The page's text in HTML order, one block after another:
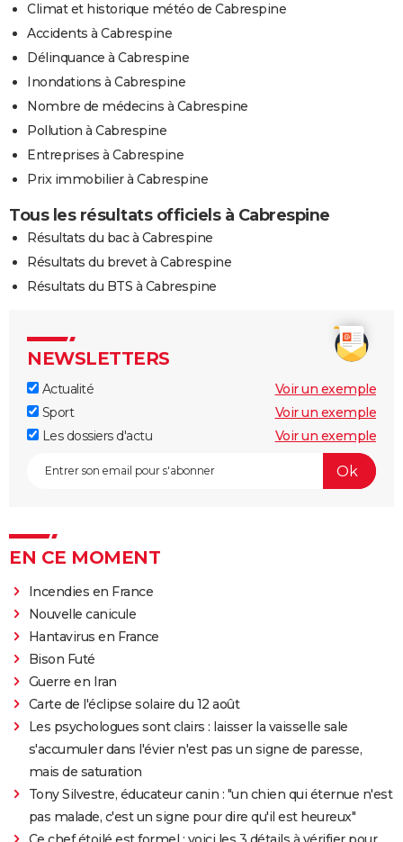
Climat et historique météo de Cabrespine
Accidents à Cabrespine
Délinquance à Cabrespine
Inondations à Cabrespine
Nombre de médecins à Cabrespine
Pollution à Cabrespine
Entreprises à Cabrespine
Prix immobilier à Cabrespine
Tous les résultats officiels à Cabrespine
Résultats du bac à Cabrespine
Résultats du brevet à Cabrespine
Résultats du BTS à Cabrespine
NEWSLETTERS
Actualité
Voir un exemple
Sport
Voir un exemple
Les dossiers d'actu
Voir un exemple
EN CE MOMENT
Incendies en France
Nouvelle canicule
Hantavirus en France
Bison Futé
Guerre en Iran
Carte de l'éclipse solaire du 12 août
Les psychologues sont clairs : laisser la vaisselle sale
s'accumuler dans l'évier n'est pas un signe de paresse,
mais de saturation
Tony Silvestre, éducateur canin : "un chien qui éternue n'est
pas malade, c'est un signe pour dire qu'il est heureux"